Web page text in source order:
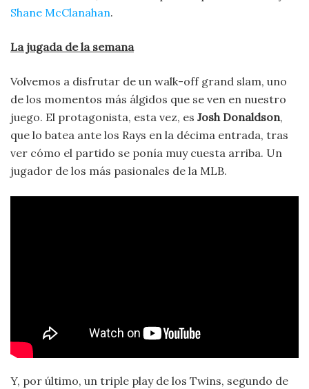
Shane McClanahan.
La jugada de la semana
Volvemos a disfrutar de un walk-off grand slam, uno
de los momentos más álgidos que se ven en nuestro
juego. El protagonista, esta vez, es Josh Donaldson,
que lo batea ante los Rays en la décima entrada, tras
ver cómo el partido se ponía muy cuesta arriba. Un
jugador de los más pasionales de la MLB.
Y, por último, un triple play de los Twins, segundo de